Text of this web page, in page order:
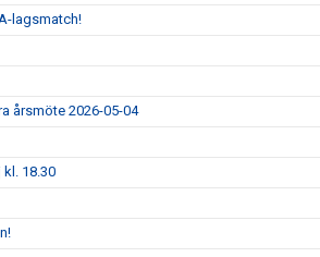
lagsmatch!
årsmöte 2026-05-04
kl. 18.30